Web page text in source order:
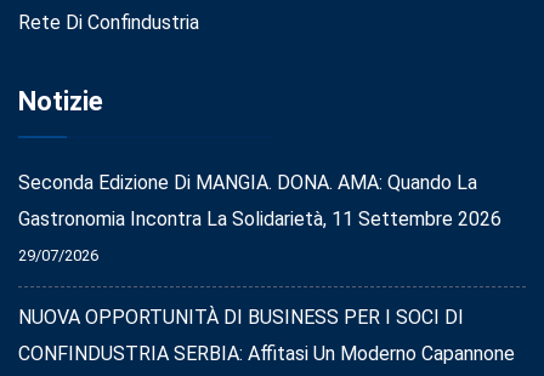
Rete Di Confindustria
Notizie
Seconda Edizione Di MANGIA. DONA. AMA: Quando La
Gastronomia Incontra La Solidarietà, 11 Settembre 2026
29/07/2026
NUOVA OPPORTUNITÀ DI BUSINESS PER I SOCI DI
CONFINDUSTRIA SERBIA: Affitasi Un Moderno Capannone